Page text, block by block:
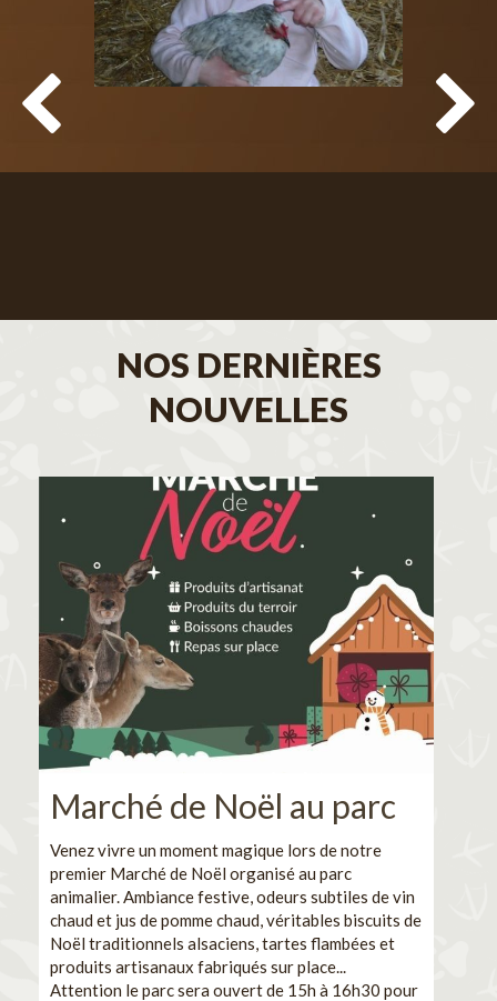
NOS DERNIÈRES
NOUVELLES
Marché de Noël au parc
Venez vivre un moment magique lors de notre
premier Marché de Noël organisé au parc
animalier. Ambiance festive, odeurs subtiles de vin
chaud et jus de pomme chaud, véritables biscuits de
Noël traditionnels alsaciens, tartes flambées et
produits artisanaux fabriqués sur place...
Attention le parc sera ouvert de 15h à 16h30 pour